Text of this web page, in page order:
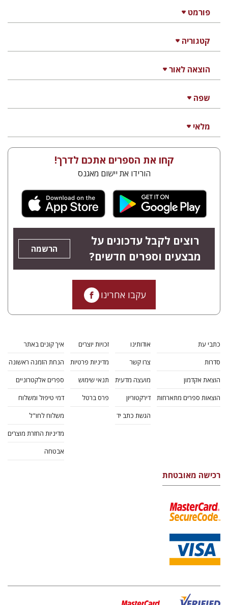
פורמט
קטגוריה
הוצאה לאור
שפה
מלאי
קחו את הספרים אתכם לדרך!
הורידו את יישום מאגנס
רוצים לקבל עדכונים על
מבצעים וספרים חדשים?
הרשמה
עקבו אחרינו
כתבי עת
סדרות
הוצאת אקדמון
הוצאות ספרים מתארחות
אודותינו
צרו קשר
מועצה מדעית
דירקטוריון
הגשת כתב יד
זכויות יוצרים
מדיניות פרטיות
תנאי שימוש
פרס ברטל
איך קונים באתר
הנחת הזמנה ראשונה
ספרים אלקטרוניים
דמי טיפול ומשלוח
משלוח לחו"ל
מדיניות החזרת מוצרים
אבטחה
רכישה מאובטחת